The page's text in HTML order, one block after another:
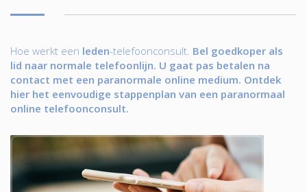
Hoe werkt een leden-telefoonconsult. Bel goedkoper als
lid naar normale telefoonlijn. U gaat pas betalen na
contact met een paranormale online medium. Ontdek
hier het eenvoudige stappenplan van een paranormaal
online telefoonconsult.